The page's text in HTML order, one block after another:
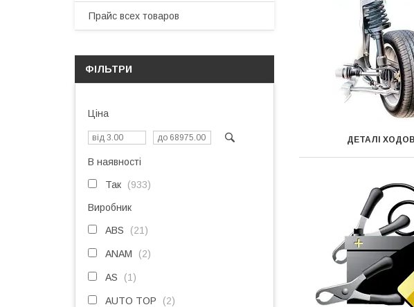
ДЕТАЛІ
Прайс всех товаров
ФІЛЬТРИ
Ціна
В наявності
Так 933
Виробник
ABS 21
ANAM 2
AS 1
AUTO TOP 2